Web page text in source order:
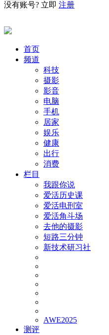
没有账号? 立即 注册
首页
频道
科技
摄影
影音
电脑
手机
居家
娱乐
健康
出行
消费
栏目
我跟你说
爱活历史课
爱活电刑室
爱活角斗场
去他的摄影
短路三分钟
新技术研习社
AWE2025
测评